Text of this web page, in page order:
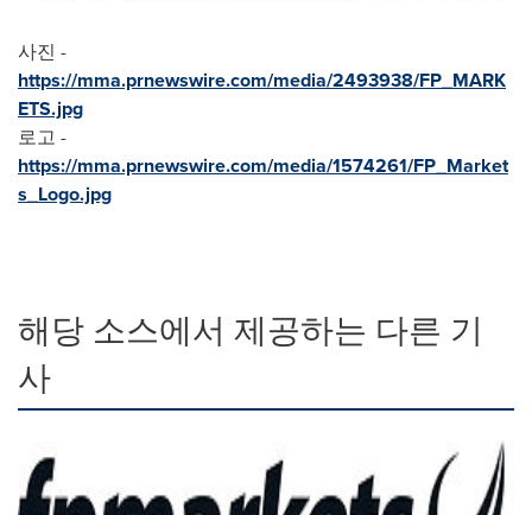
사진 -
https://mma.prnewswire.com/media/2493938/FP_MARK
ETS.jpg
로고 -
https://mma.prnewswire.com/media/1574261/FP_Market
s_Logo.jpg
해당 소스에서 제공하는 다른 기
사